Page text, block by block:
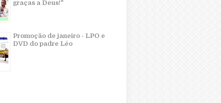
graças a Deus!"
Promoção de janeiro - LPO e
DVD do padre Léo